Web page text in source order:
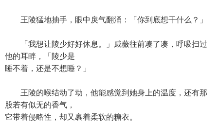
王陵猛地抽手，眼中戾气翻涌：「你到底想干什么？」
「我想让陵少好好休息。」戚薇往前凑了凑，呼吸扫过
他的耳畔，「陵少是
睡不着，还是不想睡？」
王陵的喉结动了动，他能感觉到她身上的温度，还有那
股若有似无的香气，
它带着侵略性，却又裹着柔软的糖衣。